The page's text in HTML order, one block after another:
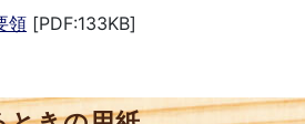
領 [PDF:133KB]